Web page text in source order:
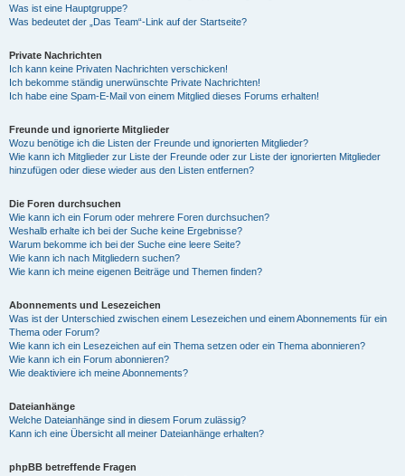
Was ist eine Hauptgruppe?
Was bedeutet der „Das Team“-Link auf der Startseite?
Private Nachrichten
Ich kann keine Privaten Nachrichten verschicken!
Ich bekomme ständig unerwünschte Private Nachrichten!
Ich habe eine Spam-E-Mail von einem Mitglied dieses Forums erhalten!
Freunde und ignorierte Mitglieder
Wozu benötige ich die Listen der Freunde und ignorierten Mitglieder?
Wie kann ich Mitglieder zur Liste der Freunde oder zur Liste der ignorierten Mitglieder
hinzufügen oder diese wieder aus den Listen entfernen?
Die Foren durchsuchen
Wie kann ich ein Forum oder mehrere Foren durchsuchen?
Weshalb erhalte ich bei der Suche keine Ergebnisse?
Warum bekomme ich bei der Suche eine leere Seite?
Wie kann ich nach Mitgliedern suchen?
Wie kann ich meine eigenen Beiträge und Themen finden?
Abonnements und Lesezeichen
Was ist der Unterschied zwischen einem Lesezeichen und einem Abonnements für ein
Thema oder Forum?
Wie kann ich ein Lesezeichen auf ein Thema setzen oder ein Thema abonnieren?
Wie kann ich ein Forum abonnieren?
Wie deaktiviere ich meine Abonnements?
Dateianhänge
Welche Dateianhänge sind in diesem Forum zulässig?
Kann ich eine Übersicht all meiner Dateianhänge erhalten?
phpBB betreffende Fragen